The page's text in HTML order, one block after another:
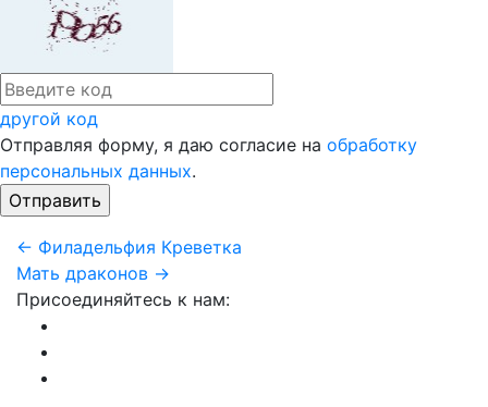
другой код
Отправляя форму, я даю согласие на обработку
персональных данных.
← Филадельфия Креветка
Мать драконов →
Присоединяйтесь к нам: